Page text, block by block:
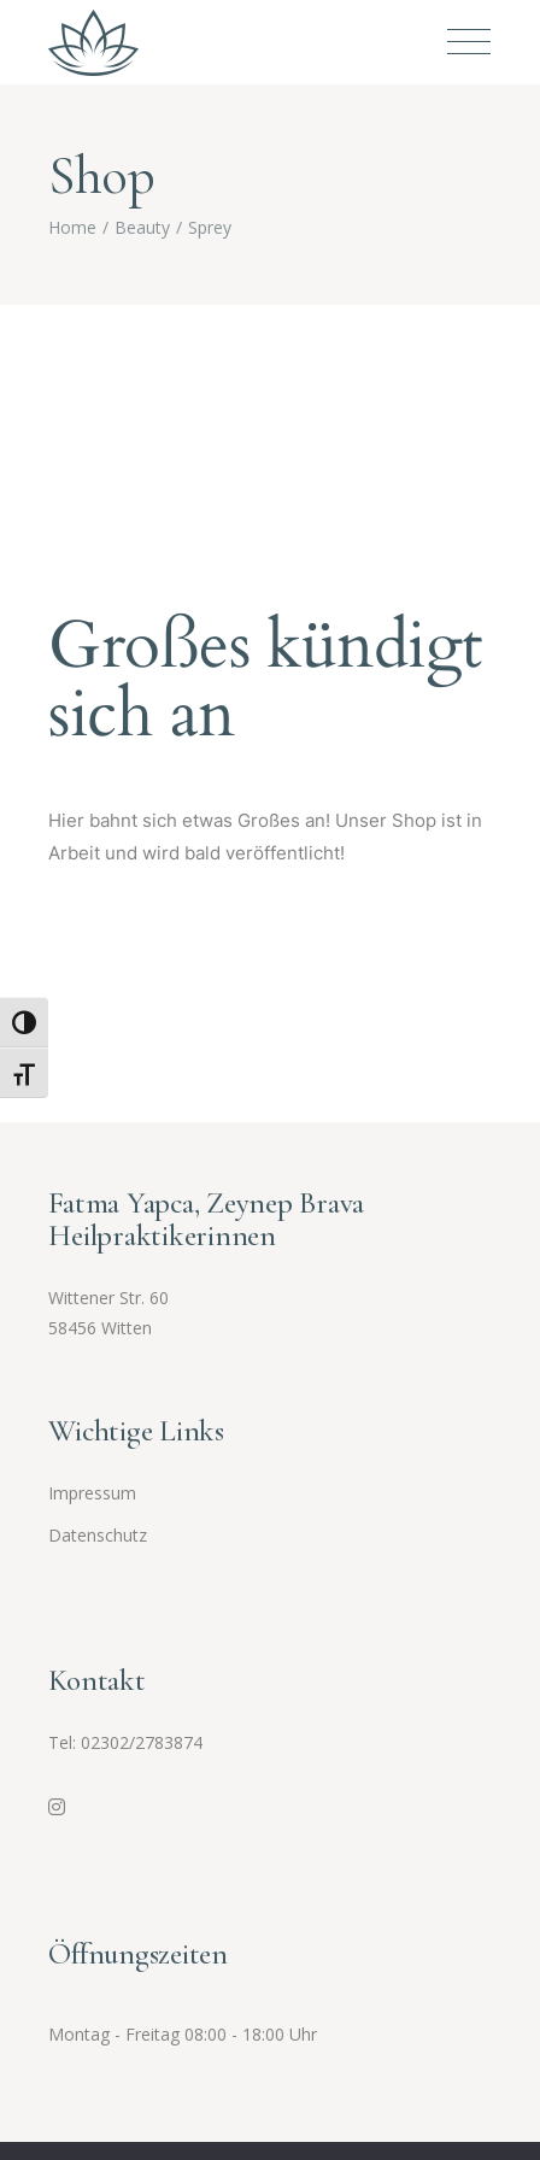
Umschalten auf hohe Kontraste
Schrift vergrößern
Shop
Home Beauty Sprey
Großes kündigt
sich an
Hier bahnt sich etwas Großes an! Unser Shop ist in
Arbeit und wird bald veröffentlicht!
Fatma Yapca, Zeynep Brava
Heilpraktikerinnen
Wittener Str. 60
58456 Witten
Wichtige Links
Impressum
Datenschutz
Kontakt
Tel: 02302/2783874
Öffnungszeiten
Montag - Freitag 08:00 - 18:00 Uhr